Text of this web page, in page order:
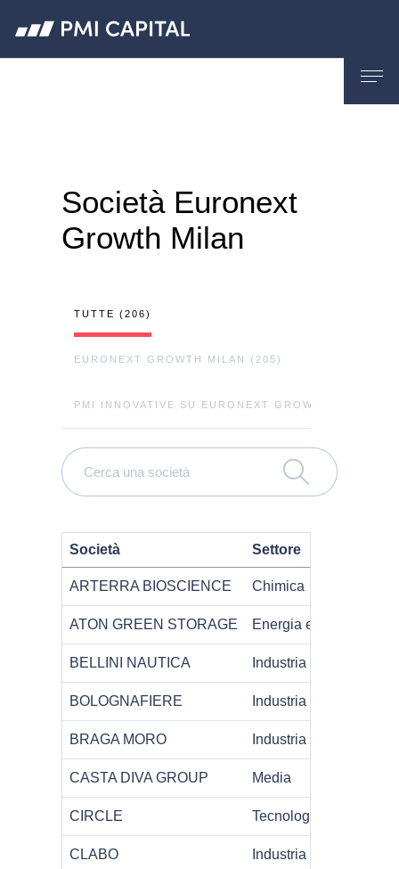
Società Euronext
Growth Milan
TUTTE (206)
EURONEXT GROWTH MILAN (205)
PMI INNOVATIVE SU EURONEXT GROWTH MILAN
Società Settore
ARTERRA BIOSCIENCE Chimica
ATON GREEN STORAGE Energia ed Energie
BELLINI NAUTICA Industria
BOLOGNAFIERE Industria
BRAGA MORO Industria
CASTA DIVA GROUP Media
CIRCLE Tecnologia
CLABO Industria